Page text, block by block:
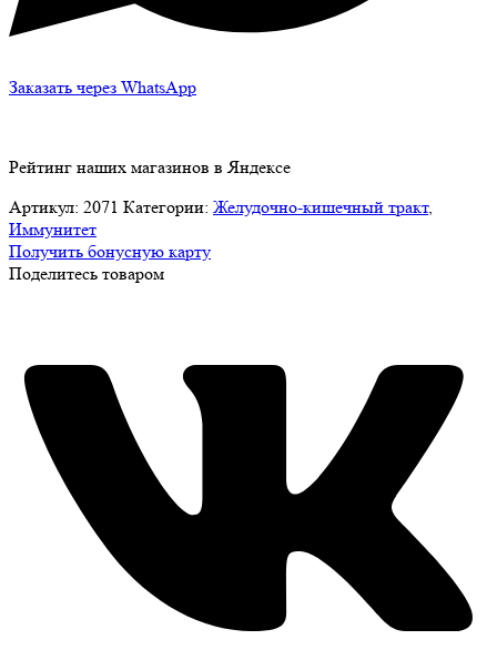
Заказать через WhatsApp
Рейтинг наших магазинов в Яндексе
Артикул: 2071 Категории: Желудочно-кишечный тракт,
Иммунитет
Получить бонусную карту
Поделитесь товаром